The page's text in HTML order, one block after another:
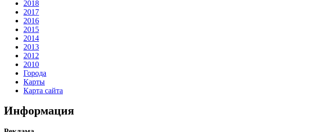
2018
2017
2016
2015
2014
2013
2012
2010
Города
Карты
Карта сайта
Информация